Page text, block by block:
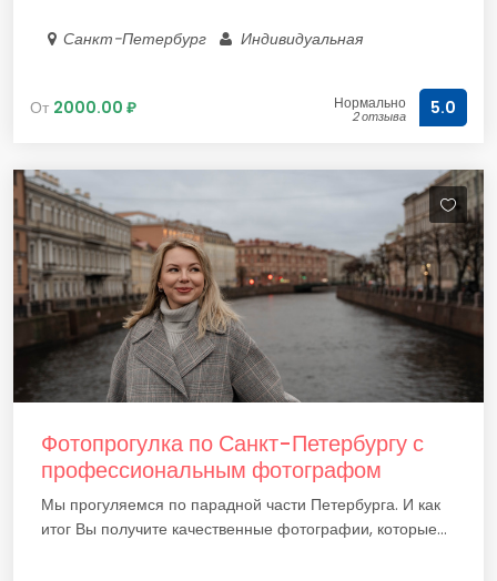
Санкт-Петербург Индивидуальная
От 2000.00 ₽ Нормально
2 отзыва 5.0
Фотопрогулка по Санкт-Петербургу с
профессиональным фотографом
Мы прогуляемся по парадной части Петербурга. И как
итог Вы получите качественные фотографии, которые...